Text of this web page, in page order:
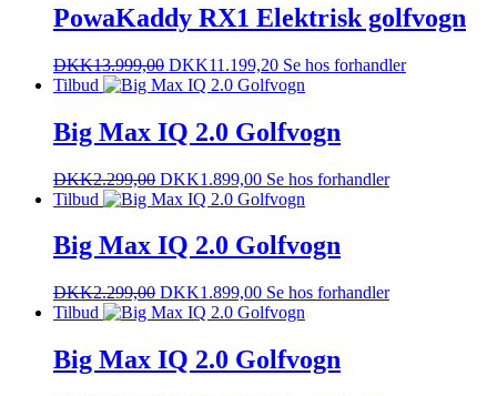
PowaKaddy RX1 Elektrisk golfvogn
DKK13.999,00 DKK11.199,20 Se hos forhandler
Tilbud
Big Max IQ 2.0 Golfvogn
DKK2.299,00 DKK1.899,00 Se hos forhandler
Tilbud
Big Max IQ 2.0 Golfvogn
DKK2.299,00 DKK1.899,00 Se hos forhandler
Tilbud
Big Max IQ 2.0 Golfvogn